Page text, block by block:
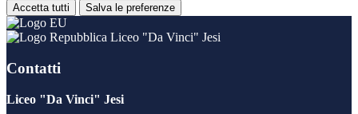
Accetta tutti Salva le preferenze
Liceo "Da Vinci" Jesi
Contatti
Liceo "Da Vinci" Jesi